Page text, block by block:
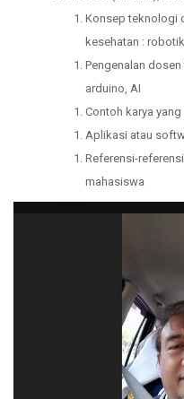
Konsep teknologi
kesehatan :
Pengenalan
arduino, AI
Contoh karya
Aplikasi atau
Referensi-
mahasiswa